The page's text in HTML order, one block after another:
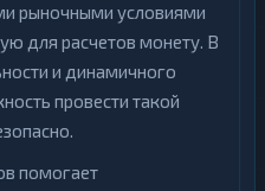
рыночными условиями
для расчетов монету. В
и динамичного
провести такой
помогает